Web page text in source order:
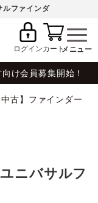
ルファインダ
ログインカート
け会員募集開始！
中古】ファインダー
ニバサルフ